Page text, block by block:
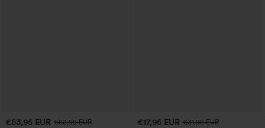
€53,95 EUR €62,95 EUR
€17,95 EUR €31,95 EUR